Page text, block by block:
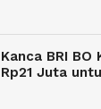
Kanca BRI
Rp21 Juta